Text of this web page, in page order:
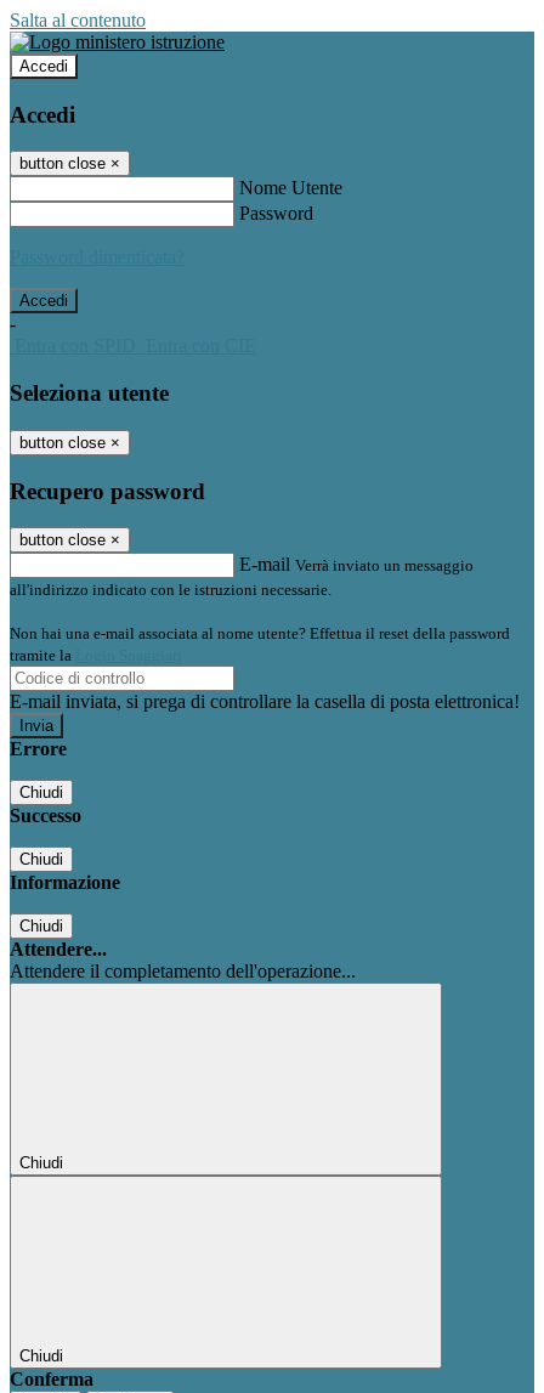
Salta al contenuto
Accedi
Accedi
button close ×
Nome Utente
Password
-
Seleziona utente
button close ×
Recupero password
button close ×
E-mail Verrà inviato un messaggio
all'indirizzo indicato con le istruzioni necessarie.
Non hai una e-mail associata al nome utente? Effettua il reset della password
tramite la
E-mail inviata, si prega di controllare la casella di posta elettronica!
Errore
Chiudi
Successo
Chiudi
Informazione
Chiudi
Attendere...
Attendere il completamento dell'operazione...
Chiudi
Chiudi
Conferma